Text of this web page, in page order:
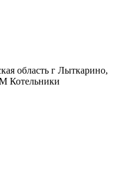
область г Лыткарино,
Котельники